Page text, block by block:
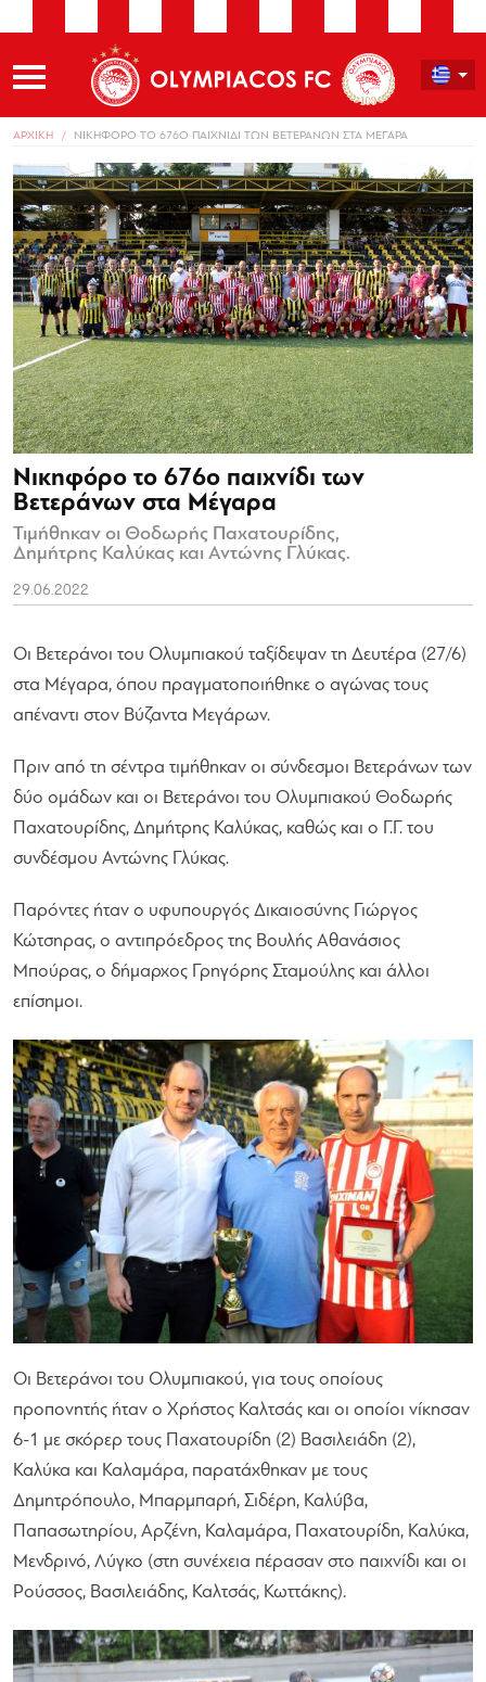
ΑΡΧΙΚΗ ΝΙΚΗΦΟΡΟ ΤΟ 676Ο ΠΑΙΧΝΙΔΙ ΤΩΝ ΒΕΤΕΡΑΝΩΝ ΣΤΑ ΜΕΓΑΡΑ
Νικηφόρο το 676ο παιχνίδι των
Βετεράνων στα Μέγαρα
Τιμήθηκαν οι Θοδωρής Παχατουρίδης,
Δημήτρης Καλύκας και Αντώνης Γλύκας.
29.06.2022
Οι Βετεράνοι του Ολυμπιακού ταξίδεψαν τη Δευτέρα (27/6)
στα Μέγαρα, όπου πραγματοποιήθηκε ο αγώνας τους
απέναντι στον Βύζαντα Μεγάρων.
Πριν από τη σέντρα τιμήθηκαν οι σύνδεσμοι Βετεράνων των
δύο ομάδων και οι Βετεράνοι του Ολυμπιακού Θοδωρής
Παχατουρίδης, Δημήτρης Καλύκας, καθώς και ο Γ.Γ. του
συνδέσμου Αντώνης Γλύκας.
Παρόντες ήταν ο υφυπουργός Δικαιοσύνης Γιώργος
Κώτσηρας, ο αντιπρόεδρος της Βουλής Αθανάσιος
Μπούρας, ο δήμαρχος Γρηγόρης Σταμούλης και άλλοι
επίσημοι.
Οι Βετεράνοι του Ολυμπιακού, για τους οποίους
προπονητής ήταν ο Χρήστος Καλτσάς και οι οποίοι νίκησαν
6-1 με σκόρερ τους Παχατουρίδη (2) Βασιλειάδη (2),
Καλύκα και Καλαμάρα, παρατάχθηκαν με τους
Δημητρόπουλο, Μπαρμπαρή, Σιδέρη, Καλύβα,
Παπασωτηρίου, Αρζένη, Καλαμάρα, Παχατουρίδη, Καλύκα,
Μενδρινό, Λύγκο (στη συνέχεια πέρασαν στο παιχνίδι και οι
Ρούσσος, Βασιλειάδης, Καλτσάς, Κωττάκης).